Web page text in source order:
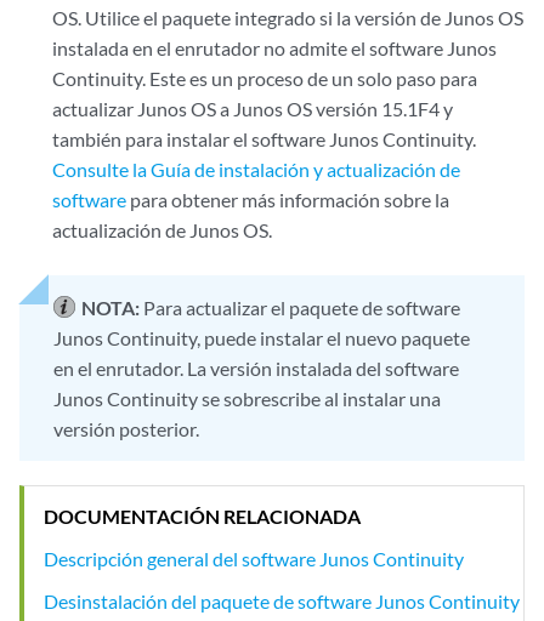
OS. Utilice el paquete integrado si la versión de Junos OS
instalada en el enrutador no admite el software Junos
Continuity. Este es un proceso de un solo paso para
actualizar Junos OS a Junos OS versión 15.1F4 y
también para instalar el software Junos Continuity.
Consulte la Guía de instalación y actualización de
software para obtener más información sobre la
actualización de Junos OS.
NOTA: Para actualizar el paquete de software
Junos Continuity, puede instalar el nuevo paquete
en el enrutador. La versión instalada del software
Junos Continuity se sobrescribe al instalar una
versión posterior.
DOCUMENTACIÓN RELACIONADA
Descripción general del software Junos Continuity
Desinstalación del paquete de software Junos Continuity